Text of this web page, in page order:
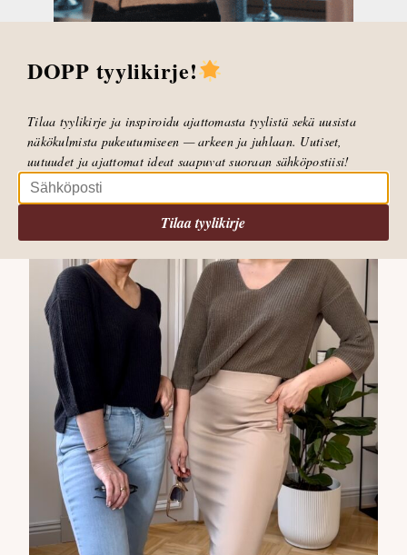
tummansininen.
löytyvättäältä
DOPP tyylikirje!
Tilaa tyylikirje ja inspiroidu ajattomasta tyylistä sekä uusista
näkökulmista pukeutumiseen — arkeen ja juhlaan. Uutiset,
uutuudet ja ajattomat ideat saapuvat suoraan sähköpostiisi!
Tilaa tyylikirje